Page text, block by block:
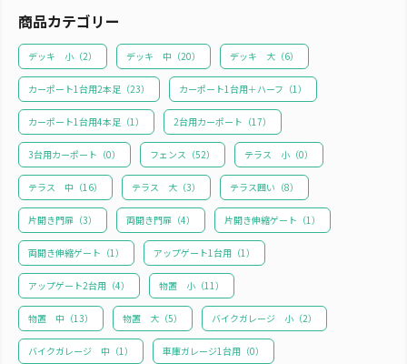
商品カテゴリー
デッキ 小（2） デッキ 中（20） デッキ 大（6）
カーポート1台用2本足（23） カーポート1台用＋ハーフ（1 ）
カーポート1台用4本足（1 ） 2台用カーポート（17）
3台用カーポート（0） フェンス（52） テラス 小（0）
テラス 中（16） テラス 大（3） テラス囲い（8）
片開き門扉（3） 両開き門扉（4） 片開き伸縮ゲート（1 ）
両開き伸縮ゲート（1 ） アップゲート1台用（1 ）
アップゲート2台用（4） 物置 小（11 ）
物置 中（13） 物置 大（5） バイクガレージ 小（2）
バイクガレージ 中（1 ） 車庫ガレージ1台用（0）